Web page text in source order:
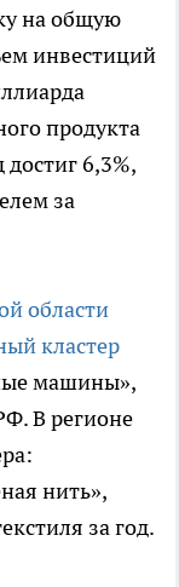
на общую
инвестиций
продукта
6,3%,
за
области
кластер
машины»,
В регионе
нить»,
за год.